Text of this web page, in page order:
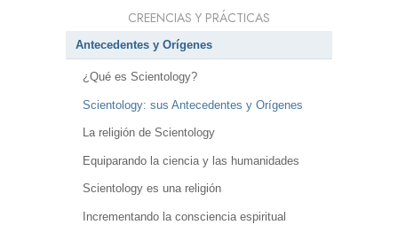
CREENCIAS Y PRÁCTICAS
Antecedentes y Orígenes
¿Qué es Scientology?
Scientology: sus Antecedentes y Orígenes
La religión de Scientology
Equiparando la ciencia y las humanidades
Scientology es una religión
Incrementando la consciencia espiritual